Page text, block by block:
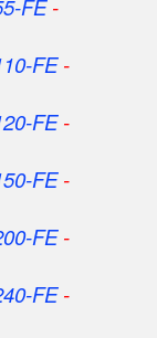
FE-
FE-
FE-
FE-
FE-
FE-